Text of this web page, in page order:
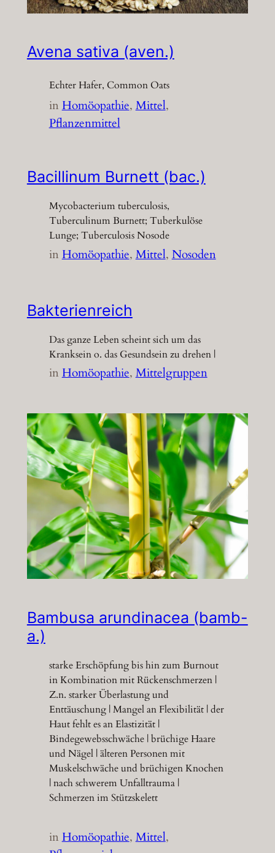
Avena sativa (aven.)
Echter Hafer, Common Oats
inHomöopathie, Mittel
Pflanzenmittel
Bacillinum Burnett (bac.)
Mycobacterium tuberculosis,
Tuberculinum Burnett; Tuberkulöse
Lunge; Tuberculosis Nosode
inHomöopathie, Mittel, Nosoden
Bakterienreich
Das ganze Leben scheint sich um das
Kranksein o. das Gesundsein zu drehen |
inHomöopathie, Mittelgruppen
Bambusa arundinacea (bamb-
a.)
starke Erschöpfung bis hin zum Burnout
in Kombination mit Rückenschmerzen |
Z.n. starker Überlastung und
Enttäuschung | Mangel an Flexibilität | der
Haut fehlt es an Elastizität |
Bindegewebsschwäche | brüchige Haare
und Nägel | älteren Personen mit
Muskelschwäche und brüchigen Knochen
| nach schwerem Unfalltrauma |
Schmerzen im Stützskelett
inHomöopathie, Mittel